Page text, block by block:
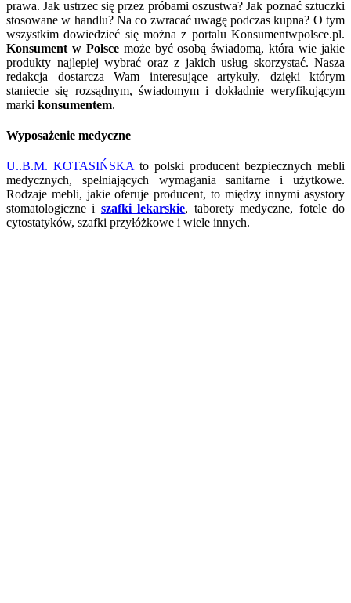
prawa. Jak ustrzec się przez próbami oszustwa? Jak poznać sztuczki
stosowane w handlu? Na co zwracać uwagę podczas kupna? O tym
wszystkim dowiedzieć się można z portalu Konsumentwpolsce.pl.
Konsument w Polscemoże być osobą świadomą, która wie jakie
produkty najlepiej wybrać oraz z jakich usług skorzystać. Nasza
redakcja dostarcza Wam interesujące artykuły, dzięki którym
staniecie się rozsądnym, świadomym i dokładnie weryfikującym
marki konsumentem.
Wyposażenie medyczne
U..B.M. KOTASIŃSKA to polski producent bezpiecznych mebli
medycznych, spełniających wymagania sanitarne i użytkowe.
Rodzaje mebli, jakie oferuje producent, to między innymi asystory
stomatologiczne i szafki lekarskie, taborety medyczne, fotele do
cytostatyków, szafki przyłóżkowe i wiele innych.